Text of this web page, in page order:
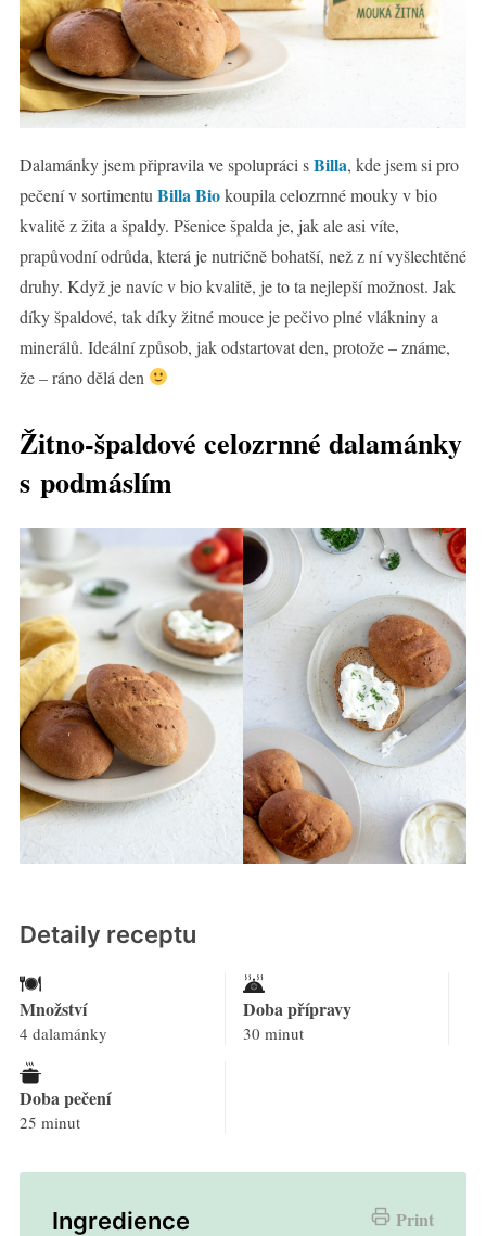
Dalamánky jsem připravila ve spolupráci sBilla, kde jsem si pro
pečení v sortimentu Billa Biokoupila celozrnné mouky v bio
kvalitě z žita a špaldy. Pšenice špalda je, jak ale asi víte,
prapůvodní odrůda, která je nutričně bohatší, než z ní vyšlechtěné
druhy. Když je navíc v bio kvalitě, je to ta nejlepší možnost. Jak
díky špaldové, tak díky žitné mouce je pečivo plné vlákniny a
minerálů. Ideální způsob, jak odstartovat den, protože – známe,
že – ráno dělá den
Žitno-špaldové celozrnné dalamánky
s podmáslím
Detaily receptu
Množství
4 dalamánky
Doba přípravy
30 minut
Doba pečení
25 minut
Print
Ingredience